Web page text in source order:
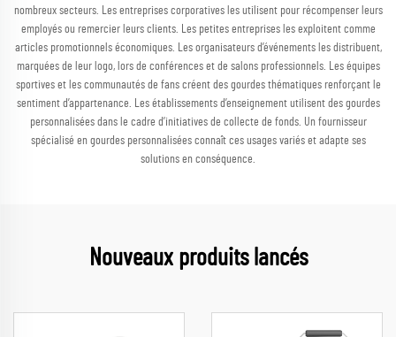
nombreux secteurs. Les entreprises corporatives les utilisent pour récompenser leurs
employés ou remercier leurs clients. Les petites entreprises les exploitent comme
articles promotionnels économiques. Les organisateurs d’événements les distribuent,
marquées de leur logo, lors de conférences et de salons professionnels. Les équipes
sportives et les communautés de fans créent des gourdes thématiques renforçant le
sentiment d’appartenance. Les établissements d’enseignement utilisent des gourdes
personnalisées dans le cadre d’initiatives de collecte de fonds. Un fournisseur
spécialisé en gourdes personnalisées connaît ces usages variés et adapte ses
solutions en conséquence.
Nouveaux produits lancés